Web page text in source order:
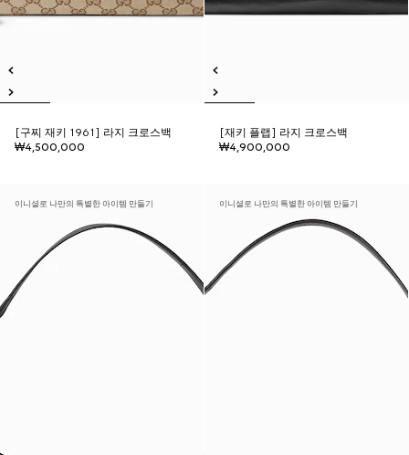
[구찌 재키 1961] 라지 크로스백
₩4,500,000
[재키 플랩] 라지 크로스백
₩4,900,000
이니셜로 나만의 특별한 아이템 만들기 이니셜로 나만의 특별한 아이템 만들기